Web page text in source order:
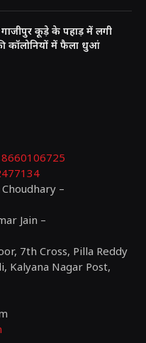
कूड़े के पहाड़ में लगी
में फैला धुआं
8660106725
–
Jain –
7th Cross, Pilla Reddy
Kalyana Nagar Post,